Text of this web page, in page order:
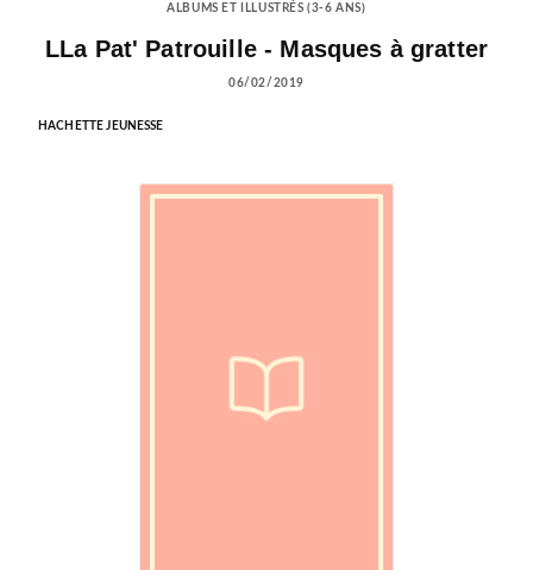
ALBUMS ET ILLUSTRÉS (3-6 ANS)
LLa Pat' Patrouille - Masques à gratter
06/02/2019
HACHETTE JEUNESSE